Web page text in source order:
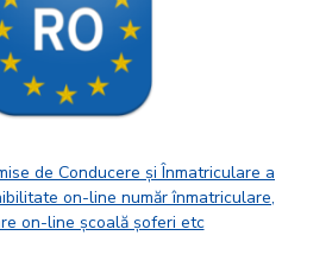
de Conducere și Înmatriculare a
on-line număr înmatriculare,
on-line școală șoferi etc